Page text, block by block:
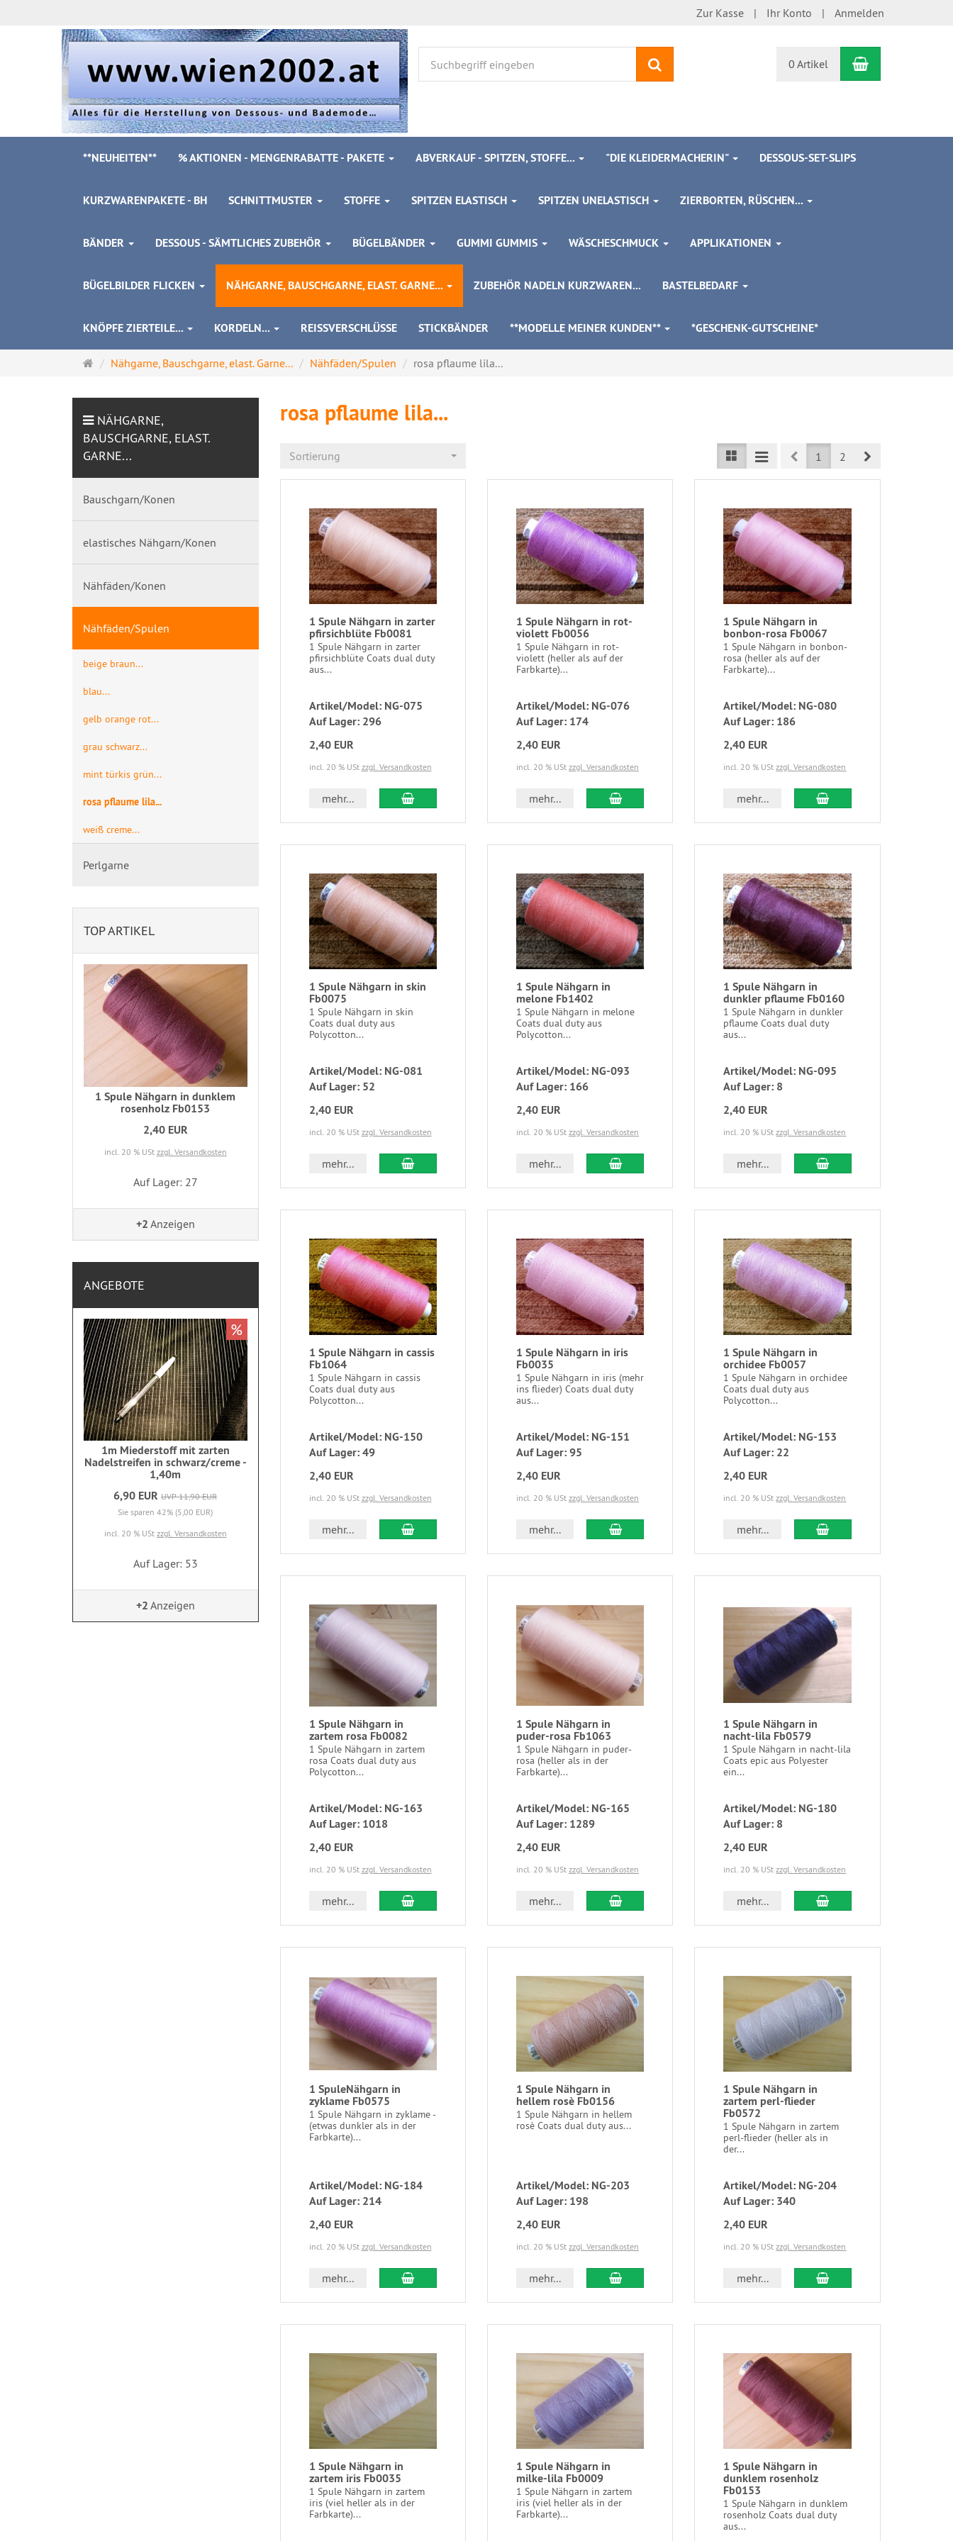
Zur Kasse Ihr Konto Anmelden
0 Artikel Warenkorb
**NEUHEITEN** % AKTIONEN - MENGENRABATTE - PAKETE ABVERKAUF - SPITZEN, STOFFE... "DIE KLEIDERMACHERIN" DESSOUS-SET-SLIPS
KURZWARENPAKETE - BH SCHNITTMUSTER STOFFE SPITZEN ELASTISCH SPITZEN UNELASTISCH ZIERBORTEN, RÜSCHEN...
BÄNDER DESSOUS - SÄMTLICHES ZUBEHÖR BÜGELBÄNDER GUMMI GUMMIS WÄSCHESCHMUCK APPLIKATIONEN
BÜGELBILDER FLICKEN NÄHGARNE, BAUSCHGARNE, ELAST. GARNE... ZUBEHÖR NADELN KURZWAREN... BASTELBEDARF
KNÖPFE ZIERTEILE... KORDELN... REISSVERSCHLÜSSE STICKBÄNDER **MODELLE MEINER KUNDEN** *GESCHENK-GUTSCHEINE*
Startseite
Nähgarne, Bauschgarne, elast. Garne... Nähfäden/Spulen rosa pflaume lila...
rosa pflaume lila...
Sortierung Prev1 2 Next
1 Spule Nähgarn in zarter
pfirsichblüte Fb0081
1 Spule Nähgarn in zarter
pfirsichblüte Coats dual duty
aus...
Artikel/Model: NG-075
Auf Lager: 296
2,40 EUR
incl. 20 % USt zzgl. Versandkosten
mehr...
1 Spule Nähgarn in rot-
violett Fb0056
1 Spule Nähgarn in rot-
violett (heller als auf der
Farbkarte)...
Artikel/Model: NG-076
Auf Lager: 174
2,40 EUR
incl. 20 % USt zzgl. Versandkosten
mehr...
1 Spule Nähgarn in
bonbon-rosa Fb0067
1 Spule Nähgarn in bonbon-
rosa (heller als auf der
Farbkarte)...
Artikel/Model: NG-080
Auf Lager: 186
2,40 EUR
incl. 20 % UStzzgl. Versandkosten
mehr...
1 Spule Nähgarn in skin
Fb0075
1 Spule Nähgarn in skin
Coats dual duty aus
Polycotton...
Artikel/Model: NG-081
Auf Lager: 52
2,40 EUR
incl. 20 % USt zzgl. Versandkosten
mehr...
1 Spule Nähgarn in
melone Fb1402
1 Spule Nähgarn in melone
Coats dual duty aus
Polycotton...
Artikel/Model: NG-093
Auf Lager: 166
2,40 EUR
incl. 20 % USt zzgl. Versandkosten
mehr...
1 Spule Nähgarn in
dunkler pflaume Fb0160
1 Spule Nähgarn in dunkler
pflaume Coats dual duty
aus...
Artikel/Model: NG-095
Auf Lager: 8
2,40 EUR
incl. 20 % UStzzgl. Versandkosten
mehr...
1 Spule Nähgarn in cassis
Fb1064
1 Spule Nähgarn in cassis
Coats dual duty aus
Polycotton...
Artikel/Model: NG-150
Auf Lager: 49
2,40 EUR
incl. 20 % USt zzgl. Versandkosten
mehr...
1 Spule Nähgarn in iris
Fb0035
1 Spule Nähgarn in iris (mehr
ins flieder) Coats dual duty
aus...
Artikel/Model: NG-151
Auf Lager: 95
2,40 EUR
incl. 20 % USt zzgl. Versandkosten
mehr...
1 Spule Nähgarn in
orchidee Fb0057
1 Spule Nähgarn in orchidee
Coats dual duty aus
Polycotton...
Artikel/Model: NG-153
Auf Lager: 22
2,40 EUR
incl. 20 % UStzzgl. Versandkosten
mehr...
1 Spule Nähgarn in
zartem rosa Fb0082
1 Spule Nähgarn in zartem
rosa Coats dual duty aus
Polycotton...
Artikel/Model: NG-163
Auf Lager: 1018
2,40 EUR
incl. 20 % USt zzgl. Versandkosten
mehr...
1 Spule Nähgarn in
puder-rosa Fb1063
1 Spule Nähgarn in puder-
rosa (heller als in der
Farbkarte)...
Artikel/Model: NG-165
Auf Lager: 1289
2,40 EUR
incl. 20 % USt zzgl. Versandkosten
mehr...
1 Spule Nähgarn in
nacht-lila Fb0579
1 Spule Nähgarn in nacht-lila
Coats epic aus Polyester
ein...
Artikel/Model: NG-180
Auf Lager: 8
2,40 EUR
incl. 20 % UStzzgl. Versandkosten
mehr...
1 SpuleNähgarn in
zyklame Fb0575
1 Spule Nähgarn in zyklame -
(etwas dunkler als in der
Farbkarte)...
Artikel/Model: NG-184
Auf Lager: 214
2,40 EUR
incl. 20 % USt zzgl. Versandkosten
mehr...
1 Spule Nähgarn in
hellem rosè Fb0156
1 Spule Nähgarn in hellem
rosè Coats dual duty aus...
Artikel/Model: NG-203
Auf Lager: 198
2,40 EUR
incl. 20 % USt zzgl. Versandkosten
mehr...
1 Spule Nähgarn in
zartem perl-flieder
Fb0572
1 Spule Nähgarn in zartem
perl-flieder (heller als in
der...
Artikel/Model: NG-204
Auf Lager: 340
2,40 EUR
incl. 20 % UStzzgl. Versandkosten
mehr...
1 Spule Nähgarn in
zartem iris Fb0035
1 Spule Nähgarn in zartem
iris (viel heller als in der
Farbkarte)...
1 Spule Nähgarn in
milke-lila Fb0009
1 Spule Nähgarn in zartem
iris (viel heller als in der
Farbkarte)...
1 Spule Nähgarn in
dunklem rosenholz
Fb0153
1 Spule Nähgarn in dunklem
rosenholz Coats dual duty
aus...
NÄHGARNE,
BAUSCHGARNE, ELAST.
GARNE...
Bauschgarn/Konen
elastisches Nähgarn/Konen
Nähfäden/Konen
Nähfäden/Spulen
beige braun...
blau...
gelb orange rot...
grau schwarz...
mint türkis grün...
rosa pflaume lila...
weiß creme...
Perlgarne
TOP ARTIKEL
1 Spule Nähgarn in dunklem
rosenholz Fb0153
2,40 EUR
incl. 20 % USt zzgl. Versandkosten
Auf Lager: 27
+2 Anzeigen
ANGEBOTE
1m Miederstoff mit zarten
Nadelstreifen in schwarz/creme -
1,40m
6,90 EUR UVP 11,90 EUR
Sie sparen 42% (5,00 EUR)
incl. 20 % USt zzgl. Versandkosten
Auf Lager: 53
%
+2 Anzeigen